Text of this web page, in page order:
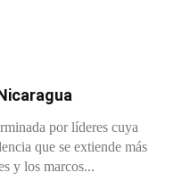
por líderes cuya
que se extiende más
y los marcos...